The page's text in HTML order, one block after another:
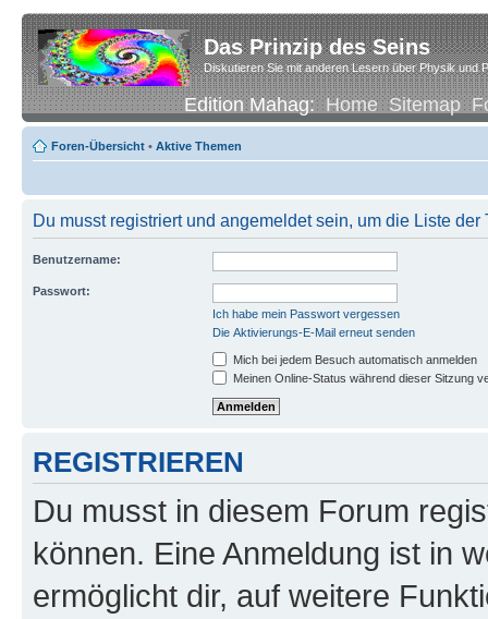
Das Prinzip des Seins
Diskutieren Sie mit anderen Lesern über Physik und
Edition Mahag:Home Sitemap
Foren-Übersicht • Aktive Themen
Du musst registriert und angemeldet sein, um die Liste
Benutzername:
Passwort:
Ich habe mein Passwort vergessen
Die Aktivierungs-E-Mail erneut senden
Mich bei jedem Besuch automatisch anmelden
Meinen Online-Status während dieser Sitzung
REGISTRIEREN
Du musst in diesem Forum
können. Eine Anmeldung ist in
ermöglicht dir, auf weitere